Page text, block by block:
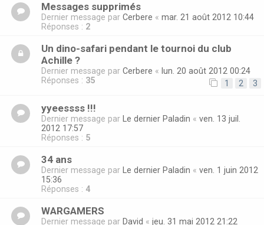
Messages supprimés
Dernier message par Cerbere « mar. 21 août 2012 10:44
Réponses : 2
Un dino-safari pendant le tournoi du club
Achille ?
Dernier message par Cerbere « lun. 20 août 2012 00:24
Réponses : 35 1 2 3
yyeessss !!!
Dernier message par Le dernier Paladin « ven. 13 juil.
2012 17:57
Réponses : 5
34 ans
Dernier message par Le dernier Paladin « ven. 1 juin 2012
15:36
Réponses : 4
WARGAMERS
Dernier message par David « jeu. 31 mai 2012 21:22